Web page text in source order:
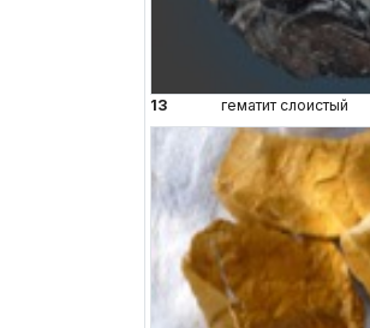
13 гематит слоистый